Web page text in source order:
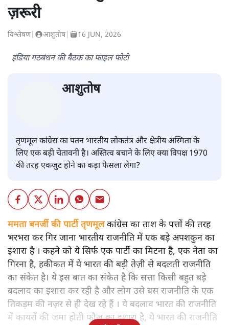
कांग्रेस, सोशलिस्ट और वामपंथी दलों
ज़रूरी
विश्लेषण | आशुतोष| 16 JUN, 2026
आशुतोष
तृणमूल कांग्रेस का पतन भारतीय लोकतंत्र और क्षेत्रीय अस्मिता के
लिए एक बड़ी चेतावनी है। अस्तित्व बचाने के लिए क्या विपक्ष 1970
की तरह एकजुट होने का कड़ा फैसला लेगा?